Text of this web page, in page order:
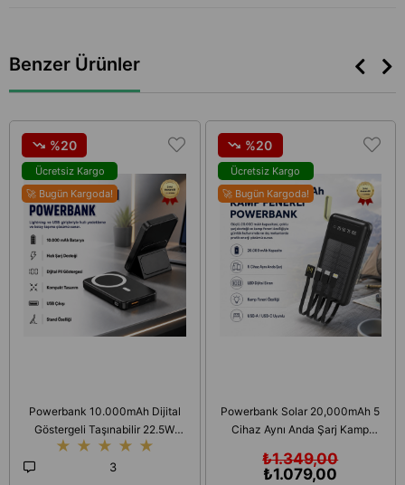
Benzer Ürünler
Powerbank 10.000mAh Dijital
Göstergeli Taşınabilir 22.5W
Hızlı Şarjlı Telefon Standlı
Taşınabilir Şarj Cihazı
★ ★ ★ ★ ★
3
%20
Ücretsiz Kargo
🚀 Bugün Kargoda!
Powerbank Solar 20,000mAh 5
Cihaz Aynı Anda Şarj Kamp
₺1.079,00
₺1.349,00
%20
Ücretsiz Kargo
🚀 Bugün Kargoda!